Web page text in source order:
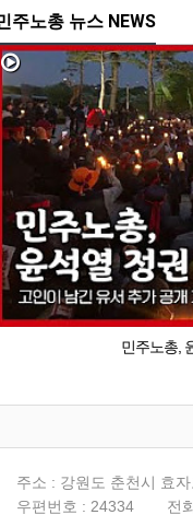
주노총 뉴스 NEWS
민주노총,
주소 : 강원도 춘천시 효
우편번호 : 24334
전